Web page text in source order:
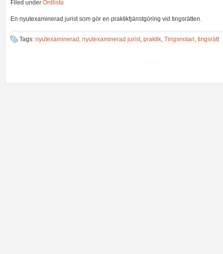
Filed under Ordlista
En nyutexaminerad jurist som gör en praktiktjänstgöring vid tingsrätten.
Tags: nyutexaminerad , nyutexaminerad jurist, praktik, Tingsnotari, tingsrätt